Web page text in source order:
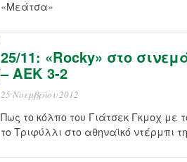
«Μεάτσα»
25/11: «Rocky» στο
– ΑΕΚ 3-2
25 Νοεμβρίου 2012
Πως το κόλπο του Γιάτσεκ Γκμοχ με
το Τριφύλλι στο αθηναϊκό ντέρμπι